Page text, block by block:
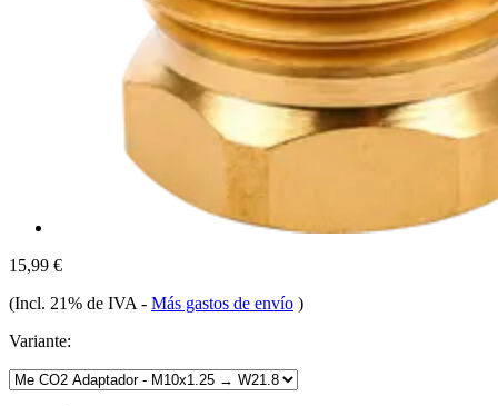
15,99 €
(Incl. 21% de IVA - Más gastos de envío )
Variante: